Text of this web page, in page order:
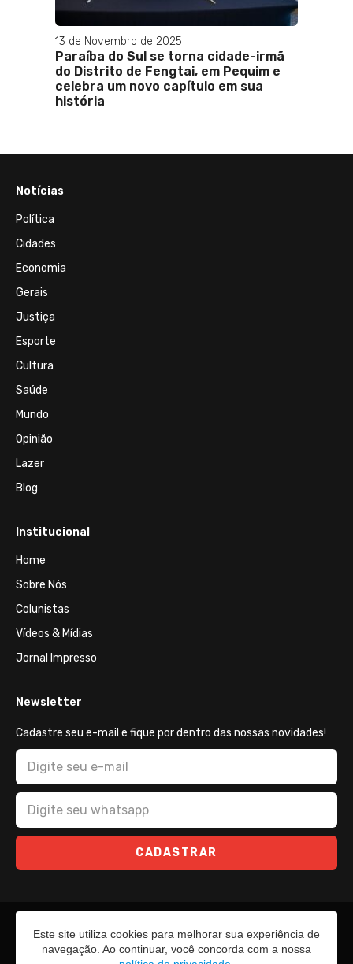
13 de Novembro de 2025
Paraíba do Sul se torna cidade-irmã
do Distrito de Fengtai, em Pequim e
celebra um novo capítulo em sua
história
Notícias
Política
Cidades
Economia
Gerais
Justiça
Esporte
Cultura
Saúde
Mundo
Opinião
Lazer
Blog
Institucional
Home
Sobre Nós
Colunistas
Vídeos & Mídias
Jornal Impresso
Newsletter
Cadastre seu e-mail e fique por dentro das nossas novidades!
CADASTRAR
Este site utiliza cookies para melhorar sua experiência de
navegação. Ao continuar, você concorda com a nossa